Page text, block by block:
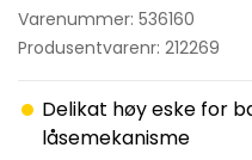
Varenummer: 536160
Produsentvarenr: 212269
Delikat høy eske for
låsemekanisme